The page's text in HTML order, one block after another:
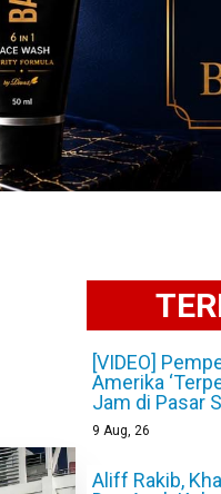
[VIDEO]
Amerika
Jam di Pasar
9 Aug, 26
Aliff Rakib,